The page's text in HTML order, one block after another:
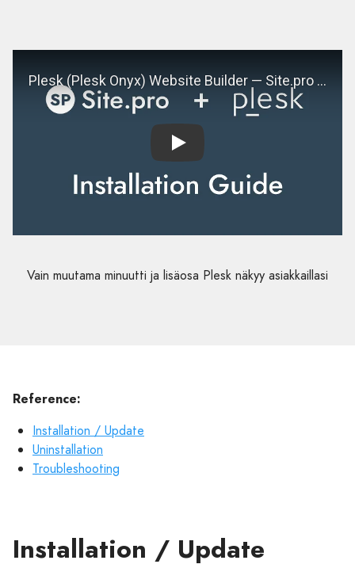
Play
Vain muutama minuutti ja lisäosa Plesk näkyy asiakkaillasi
Reference:
Installation / Update
Uninstallation
Troubleshooting
Installation / Update